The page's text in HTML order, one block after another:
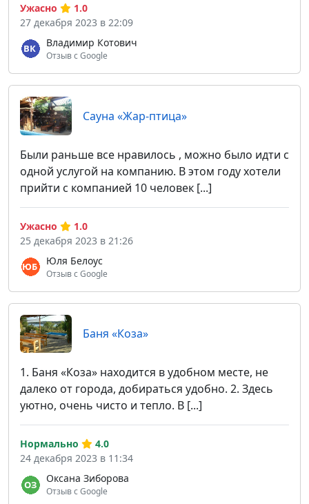
Владимир Котович
Отзыв с Google
Ужасно
1.0
27 декабря 2023 в 22:09
Сауна «Жар-птица»
Были раньше все нравилось , можно было идти с
одной услугой на компанию. В этом году хотели
прийти с компанией 10 человек [...]
Юля Белоус
Отзыв с Google
Ужасно
1.0
25 декабря 2023 в 21:26
Баня «Коза»
1. Баня «Коза» находится в удобном месте, не
далеко от города, добираться удобно. 2. Здесь
уютно, очень чисто и тепло. В [...]
Оксана Зиборова
Отзыв с Google
Нормально
4.0
24 декабря 2023 в 11:34